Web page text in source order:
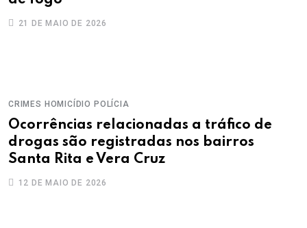
21 DE MAIO DE 2026
CRIMES HOMICÍDIO POLÍCIA
Ocorrências relacionadas a tráfico de
drogas são registradas nos bairros
Santa Rita e Vera Cruz
12 DE MAIO DE 2026